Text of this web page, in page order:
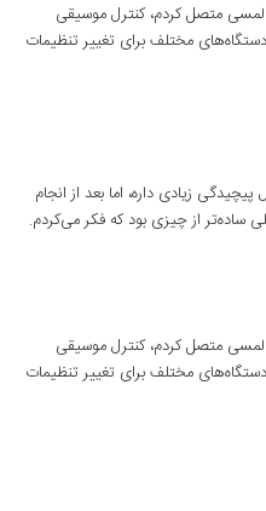
متصل کردم، کنترل موسیقی
مختلف برای تغییر تنظیمات
زیادی داره، اما بعد از انجام
ساده‌تر از چیزی بود که فکر می‌کردم.
متصل کردم، کنترل موسیقی
مختلف برای تغییر تنظیمات